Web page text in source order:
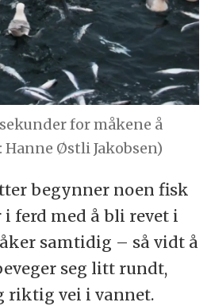
for måkene å
Østli Jakobsen)
begynner noen fisk
ferd med å bli revet i
samtidig – så vidt å
seg litt rundt,
riktig vei i vannet.